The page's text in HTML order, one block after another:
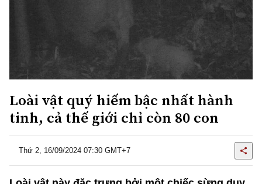
Loài vật quý hiếm bậc nhất hành
tinh, cả thế giới chỉ còn 80 con
Thứ 2, 16/09/2024 07:30 GMT+7